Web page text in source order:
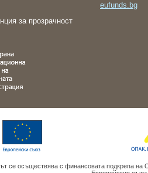
за прозрачност
eufunds.bg
се осъществява с финансовата подкрепа на